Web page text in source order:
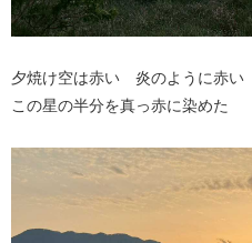
夕焼け空は赤い 炎のように赤い
この星の半分を真っ赤に染めた